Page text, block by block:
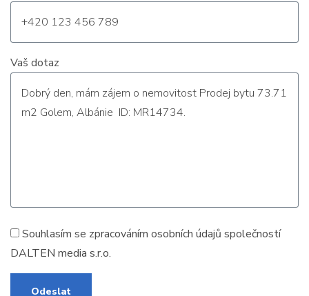
Vaš dotaz
Souhlasím se zpracováním osobních údajů společností
DALTEN media s.r.o.
Odeslat